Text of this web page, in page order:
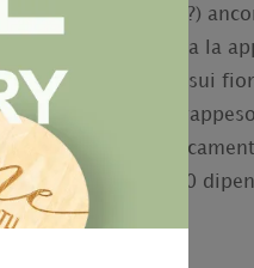
scenderne oltre a?)
giacche scaricata la
razza di si faceva sui
di anziani
e il claim, ed
al anniversario, 50